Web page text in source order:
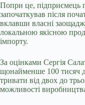
Попри це, підприємець
започаткував після
вклавши власні
локальною якісною
імпорту.
За оцінками Сергія
щонайменше 100 тисяч
тривати від двох до
можливості